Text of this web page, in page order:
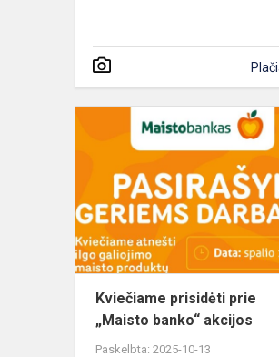
Kviečiame prisidėti prie
„Maisto banko“ akcijos
Paskelbta: 2025-10-13